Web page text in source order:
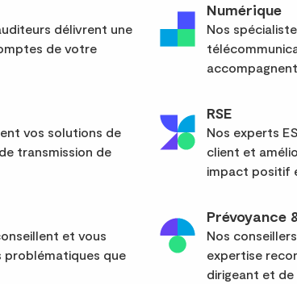
délivrent une
de votre
Numérique
Nos
vos solutions de
transmission de
RSE
Nos experts
client et
impact positif
et vous
que
Prévoyance
Nos
expertise
dirigeant et de